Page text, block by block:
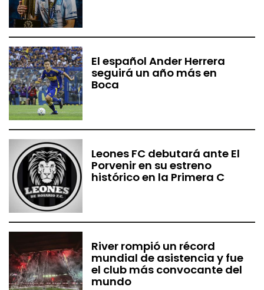
El español Ander Herrera
seguirá un año más en
Boca
Leones FC debutará ante El
Porvenir en su estreno
histórico en la Primera C
River rompió un récord
mundial de asistencia y fue
el club más convocante del
mundo